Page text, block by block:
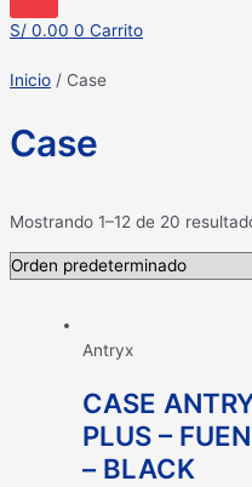
productos
S/ 0.00 0 Carrito
Inicio / Case
Case
Mostrando 1–12 de 20
Antryx
CASE
PLUS –
– BLACK